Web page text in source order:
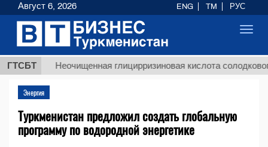
ГТСБТНеочищенная глицирризиновая кислота солодкового
Энергия
Туркменистан предложил создать глобальную
программу по водородной энергетике
Август 6, 2026 ENG TM РУС